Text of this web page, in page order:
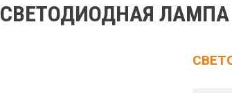
СВЕТОДИОДНАЯ ЛАМПА